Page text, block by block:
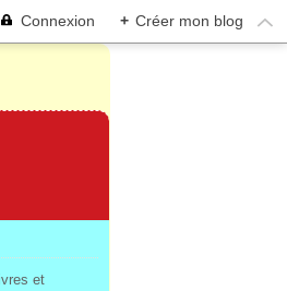
Connexion + Créer mon blog
et